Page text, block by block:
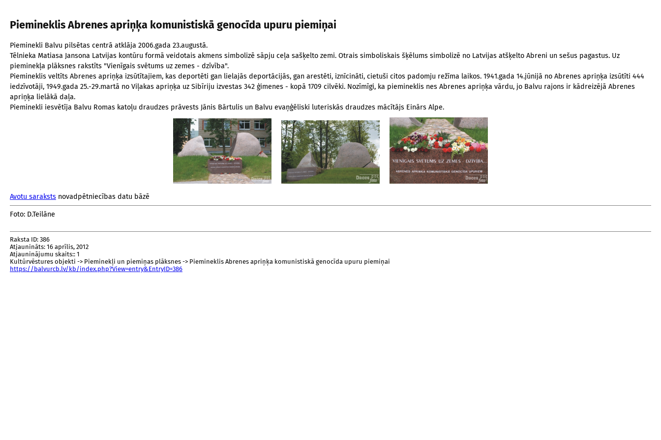
Piemineklis Abrenes apriņķa komunistiskā genocīda upuru piemiņai
Pieminekli Balvu pilsētas centrā atklāja 2006.gada 23.augustā.
Tēlnieka Matiasa Jansona Latvijas kontūru formā veidotais akmens simbolizē sāpju ceļa sašķelto zemi. Otrais simboliskais šķēlums simbolizē no Latvijas atšķelto Abreni un sešus pagastus. Uz
pieminekļa plāksnes rakstīts "Vienīgais svētums uz zemes - dzīvība".
Piemineklis veltīts Abrenes apriņķa izsūtītajiem, kas deportēti gan lielajās deportācijās, gan arestēti, iznīcināti, cietuši citos padomju režīma laikos. 1941.gada 14.jūnijā no Abrenes apriņķa izsūtīti 444
iedzīvotāji, 1949.gada 25.-29.martā no Viļakas apriņķa uz Sibīriju izvestas 342 ģimenes - kopā 1709 cilvēki. Nozīmīgi, ka piemineklis nes Abrenes apriņķa vārdu, jo Balvu rajons ir kādreizējā Abrenes
apriņķa lielākā daļa.
Pieminekli iesvētīja Balvu Romas katoļu draudzes prāvests Jānis Bārtulis un Balvu evaņģēliski luteriskās draudzes mācītājs Einārs Alpe.
Avotu saraksts novadpētniecības datu bāzē
Foto: D.Teilāne
Raksta ID: 386
Atjaunināts: 16 aprīlis, 2012
Atjauninājumu skaits:: 1
Kultūrvēstures objekti -> Pieminekļi un piemiņas plāksnes -> Piemineklis Abrenes apriņķa komunistiskā genocīda upuru piemiņai
https://balvurcb.lv/kb/index.php?View=entry&EntryID=386